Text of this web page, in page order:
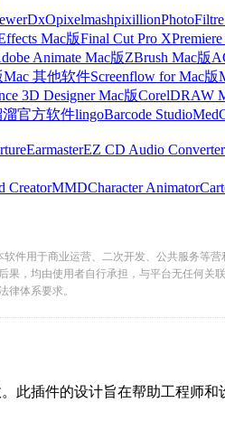
DxOpixelmashpixillion
Mac版Final Cut Pro X
Animate Mac版ZBrush Mac版
Mac 其他软件Screenflow for Mac版
3D Designer Mac版CorelDRAW
溜官方软件lingoBarcode Studio
EarmasterEZ CD Audio Converter
CreatorMMDCharacter Animator
件用于商业运营、二次开发、公共服务等
，均由使用者自行承担，与平台无任何关
律体系要求。
。此插件的设计旨在帮助工程